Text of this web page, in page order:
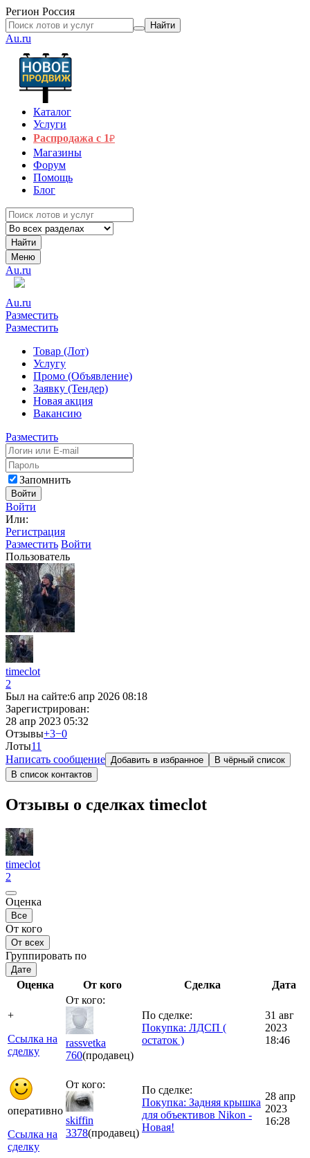
Регион Россия
Найти
Au.ru
Каталог
Услуги
Распродажа с 1₽
Магазины
Форум
Помощь
Блог
Найти
Меню
Au.ru
Au.ru
Разместить
Разместить
Товар (Лот)
Услугу
Промо (Объявление)
Заявку (Тендер)
Новая акция
Вакансию
Разместить
Запомнить
Войти
Войти
Или:
Регистрация
Разместить Войти
Пользователь
timeclot
2
Был на сайте:6 апр 2026 08:18
Зарегистрирован:
28 апр 2023 05:32
Отзывы+3−0
Лоты11
Написать сообщение Добавить в избранное
В чёрный список
В список контактов
Отзывы о сделках timeclot
timeclot
2
Оценка
Все
От кого
От всех
Группировать по
Дате
Оценка От кого Сделка Дата
+
Ссылка на
сделку
От кого:
rassvetka
760(продавец)
По сделке:
Покупка: ЛДСП (
остаток )
31 авг
2023
18:46
оперативно
Ссылка на
сделку
От кого:
skiffin
3378(продавец)
По сделке:
Покупка: Задняя крышка
для объективов Nikon -
Новая!
28 апр
2023
16:28